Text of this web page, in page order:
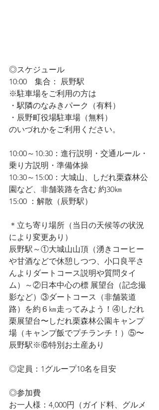
◎スケジュール
10:00　集合： 辰野駅
※駐車場をご利用の方は
・駅隣のなみきパーク（有料）
・辰野町役場駐車場（無料）
のいづれかをご利用ください。
10:00～10:30：進行説明・交通ルール・
乗り方説明・準備体操
10:30～15:00：大城山、しだれ栗森林公
園など、非舗装路を含む 約30㎞
15:00 ：解散（辰野駅）
＊立ち寄り場所（当日の天候等の状況
により変更あり）
辰野駅～①大城山山頂（湧きコーヒー
や甘酒などで休憩しつつ、小口良平さ
んよりダートコース説明や質問タイ
ム）～②日本中心の標 展望台（記念撮
影など）③ダートコース（非舗装道
路）を約６㎞走ってみよう！④しだれ
栗展望台〜しだれ栗森林公園キャンプ
場（キャンプ飯でプチランチ！）⑤〜
辰野駅※⑥特別お土産あり
◎定員：1グループ10名を目安
◎参加費
お一人様：4,000円（ガイド料、グルメ